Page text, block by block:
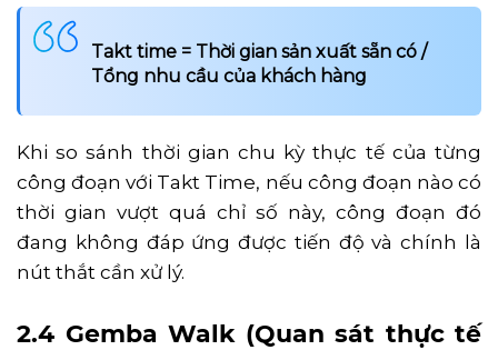
Takt time = Thời gian sản xuất sẵn có /
Tổng nhu cầu của khách hàng
Khi so sánh thời gian chu kỳ thực tế của từng
công đoạn với Takt Time, nếu công đoạn nào có
thời gian vượt quá chỉ số này, công đoạn đó
đang không đáp ứng được tiến độ và chính là
nút thắt cần xử lý.
2.4 Gemba Walk (Quan sát thực tế